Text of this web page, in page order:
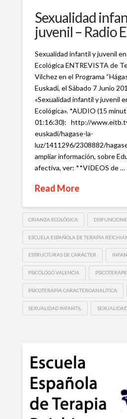
Sexualidad
juvenil – Radio
Sexualidad infantil y juvenil en
Ecológica ENTREVISTA de
Vílchez en el Programa
Euskadi, el Sábado 7 Junio
«Sexualidad infantil y juvenil
Ecológica». *AUDIO (15
01:16:30): http://
euskadi/hagase-la-
luz/1411296/2308882/
ampliar información, sobre
afectiva, ver: **VIDEOS de …
Read More
CRIANZA ECOLÓGICA
ESCUELA ESPAÑOLA DE TERAPIA
ESTRUCTURAS DE CARÁCTER
PSICÓLOGO VALENCIA
PSICOTERAPIA CARACTEROANALÍTICA
SEXUALIDAD INFANTIL